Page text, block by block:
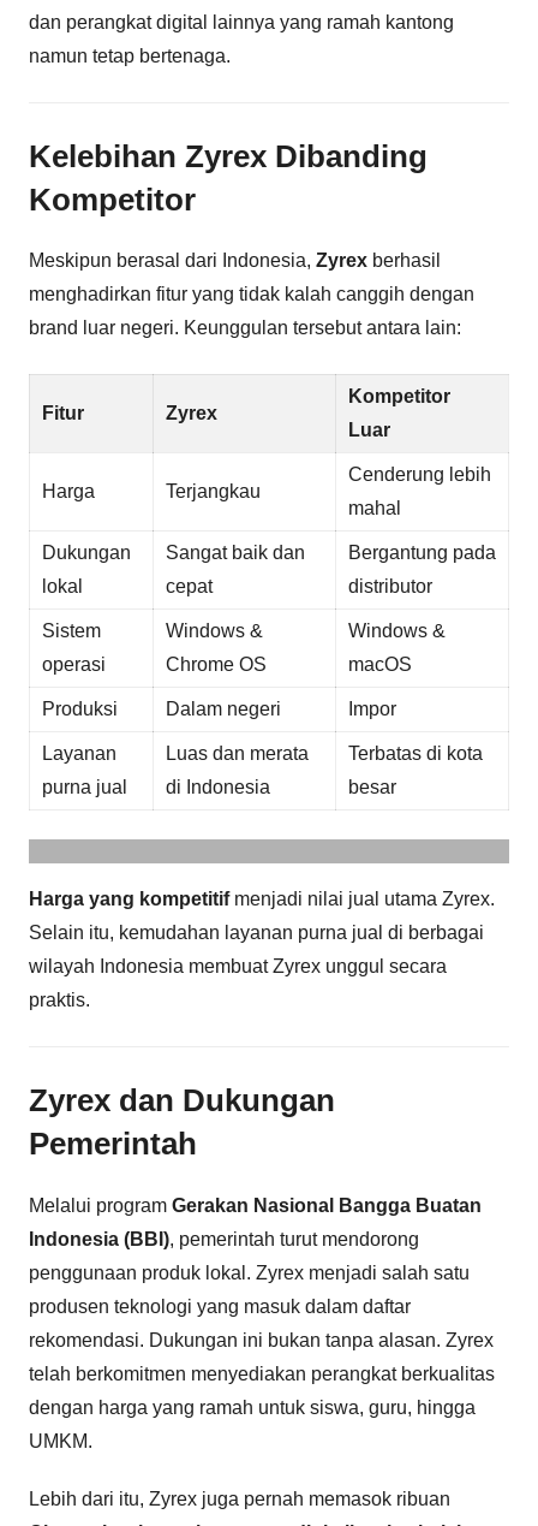
dan perangkat digital lainnya yang ramah kantong
namun tetap bertenaga.
Kelebihan Zyrex Dibanding
Kompetitor
Meskipun berasal dari Indonesia, Zyrex berhasil
menghadirkan fitur yang tidak kalah canggih dengan
brand luar negeri. Keunggulan tersebut antara lain:
Fitur Zyrex
Kompetitor
Luar
Harga Terjangkau
Cenderung lebih
mahal
Dukungan
lokal
Sangat baik dan
cepat
Bergantung pada
distributor
Sistem
operasi
Windows &
Chrome OS
Windows &
macOS
Produksi Dalam negeri Impor
Layanan
purna jual
Luas dan merata
di Indonesia
Terbatas di kota
besar
Harga yang kompetitifmenjadi nilai jual utama Zyrex.
Selain itu, kemudahan layanan purna jual di berbagai
wilayah Indonesia membuat Zyrex unggul secara
praktis.
Zyrex dan Dukungan
Pemerintah
Melalui program Gerakan Nasional Bangga Buatan
Indonesia (BBI), pemerintah turut mendorong
penggunaan produk lokal. Zyrex menjadi salah satu
produsen teknologi yang masuk dalam daftar
rekomendasi. Dukungan ini bukan tanpa alasan. Zyrex
telah berkomitmen menyediakan perangkat berkualitas
dengan harga yang ramah untuk siswa, guru, hingga
UMKM.
Lebih dari itu, Zyrex juga pernah memasok ribuan